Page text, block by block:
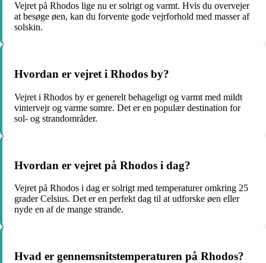
Vejret på Rhodos lige nu er solrigt og varmt. Hvis du overvejer
at besøge øen, kan du forvente gode vejrforhold med masser af
solskin.
Hvordan er vejret i Rhodos by?
Vejret i Rhodos by er generelt behageligt og varmt med mildt
vintervejr og varme somre. Det er en populær destination for
sol- og strandområder.
Hvordan er vejret på Rhodos i dag?
Vejret på Rhodos i dag er solrigt med temperaturer omkring 25
grader Celsius. Det er en perfekt dag til at udforske øen eller
nyde en af ​​de mange strande.
Hvad er gennemsnitstemperaturen på Rhodos?